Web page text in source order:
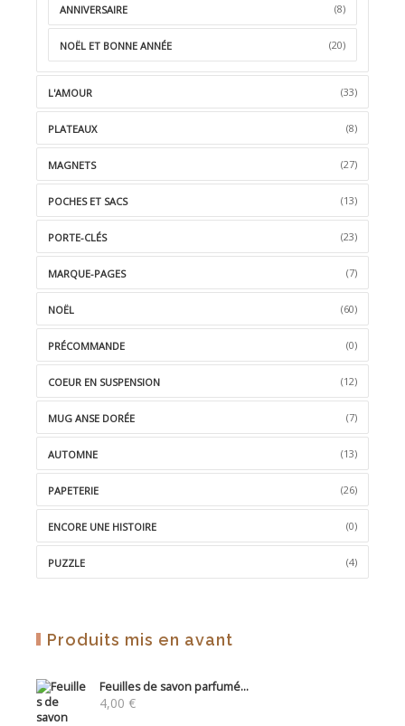
ANNIVERSAIRE (8)
NOËL ET BONNE ANNÉE (20)
L'AMOUR (33)
PLATEAUX (8)
MAGNETS (27)
POCHES ET SACS (13)
PORTE-CLÉS (23)
MARQUE-PAGES (7)
NOËL (60)
PRÉCOMMANDE (0)
COEUR EN SUSPENSION (12)
MUG ANSE DORÉE (7)
AUTOMNE (13)
PAPETERIE (26)
ENCORE UNE HISTOIRE (0)
PUZZLE (4)
Produits mis en avant
Feuilles de savon parfumé...
4,00 €